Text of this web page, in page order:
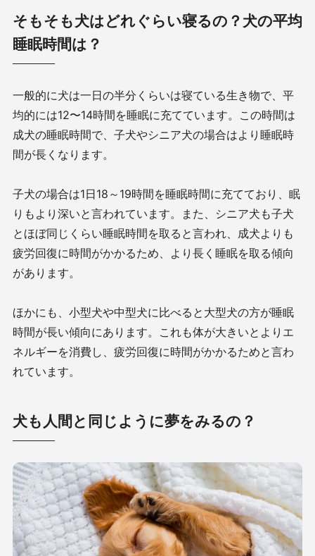
そもそも犬はどれぐらい寝るの？犬の平均
睡眠時間は？
一般的に犬は一日の半分くらいは寝ている生き物で、平
均的には12〜14時間を睡眠に充てています。この時間は
成犬の睡眠時間で、子犬やシニア犬の場合はより睡眠時
間が長くなります。
子犬の場合は1日18～19時間を睡眠時間に充てており、眠
りもより深いと言われています。また、シニア犬も子犬
とほぼ同じくらい睡眠時間を取ると言われ、成犬よりも
疲労回復に時間がかかるため、より長く睡眠を取る傾向
があります。
ほかにも、小型犬や中型犬に比べると大型犬の方が睡眠
時間が長い傾向にあります。これも体が大きいとよりエ
ネルギーを消費し、疲労回復に時間がかかるためと言わ
れています。
犬も人間と同じように夢をみるの？